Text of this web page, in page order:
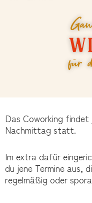
für
Das Coworking
Nachmittag statt.
Im extra dafür
du jene Termine aus,
regelmäßig oder